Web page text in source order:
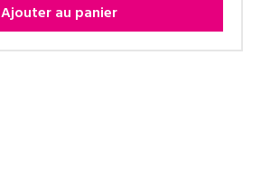
Ajouter au panier